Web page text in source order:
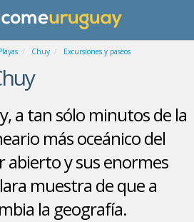
Chuy Excursiones y paseos
a tan sólo minutos de la
más oceánico del
abierto y sus enormes
muestra de que a
la geografía.